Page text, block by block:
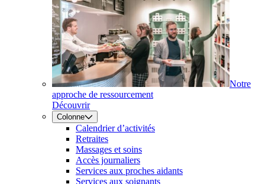
Notre
approche de ressourcement
Découvrir
Colonne
Calendrier d’activités
Retraites
Massages et soins
Accès journaliers
Services aux proches aidants
Services aux soignants